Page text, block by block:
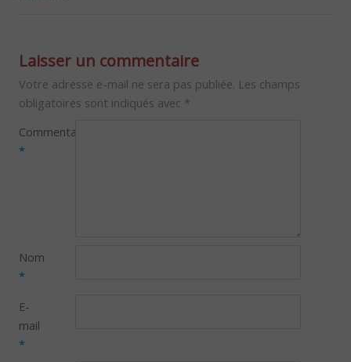
Laisser un commentaire
Votre adresse e-mail ne sera pas publiée. Les champs
obligatoires sont indiqués avec *
Commentaire
*
Nom
*
E-
mail
*